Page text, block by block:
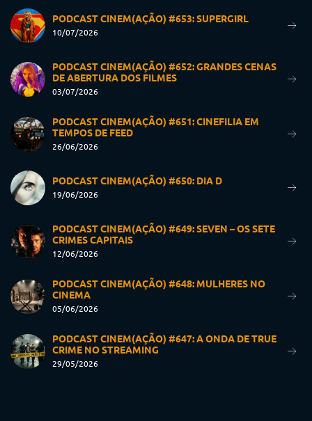
PODCAST CINEM(AÇÃO) #653: SUPERGIRL
10/07/2026
PODCAST CINEM(AÇÃO) #652: GRANDES CENAS
DE ABERTURA DOS FILMES
03/07/2026
PODCAST CINEM(AÇÃO) #651: CINEFILIA EM
TEMPOS DE FEED
26/06/2026
PODCAST CINEM(AÇÃO) #650: DIA D
19/06/2026
PODCAST CINEM(AÇÃO) #649: SEVEN – OS SETE
CRIMES CAPITAIS
12/06/2026
PODCAST CINEM(AÇÃO) #648: MULHERES NO
CINEMA
05/06/2026
PODCAST CINEM(AÇÃO) #647: A ONDA DE TRUE
CRIME NO STREAMING
29/05/2026